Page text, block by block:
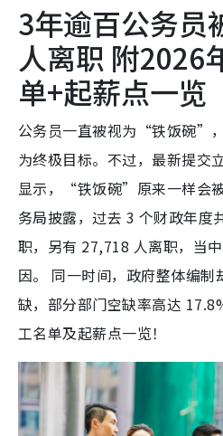
3年逾百公务员
人离职 附2026
单+起薪点一览
公务员一直被视为“铁饭碗”
为终极目标。不过，最新提交
显示，“铁饭碗”原来一样会
务局披露，过去 3 个财政年度
职，另有 27,718 人离职，当
因。 同一时间，政府整体编制
缺，部分部门空缺率高达
工名单及起薪点一览！